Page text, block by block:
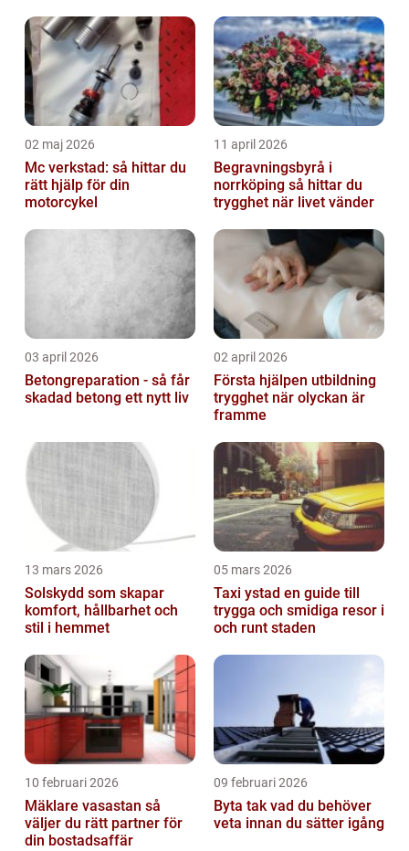
02 maj 2026
Mc verkstad: så hittar du
rätt hjälp för din
motorcykel
11 april 2026
Begravningsbyrå i
norrköping så hittar du
trygghet när livet vänder
03 april 2026
Betongreparation - så får
skadad betong ett nytt liv
02 april 2026
Första hjälpen utbildning
trygghet när olyckan är
framme
13 mars 2026
Solskydd som skapar
komfort, hållbarhet och
stil i hemmet
05 mars 2026
Taxi ystad en guide till
trygga och smidiga resor i
och runt staden
10 februari 2026
Mäklare vasastan så
väljer du rätt partner för
din bostadsaffär
09 februari 2026
Byta tak vad du behöver
veta innan du sätter igång